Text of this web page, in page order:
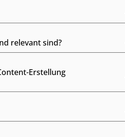
relevant sind?
Erstellung